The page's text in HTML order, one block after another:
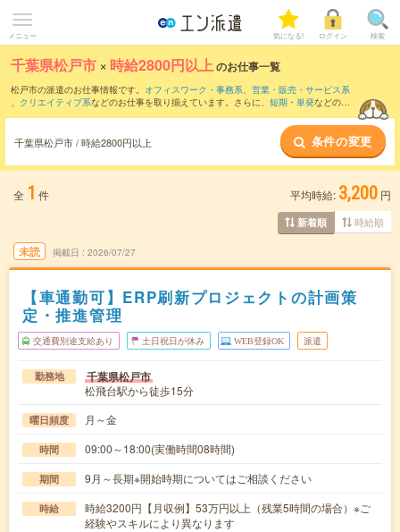
メニュー 気になる! ログイン 検索
千葉県松戸市 × 時給2800円以上のお仕事一覧
松戸市の派遣のお仕事情報です。 オフィスワーク・事務系、 営業・販売・サービス系
、 クリエイティブ系などのお仕事を取り揃えています。さらに、 短期 ・ 単発などの期
千葉県松戸市 / 時給2800円以上 条件の変更
全 1 件 平均時給: 3,200 円
新着順 時給順
未読 掲載日 2026/07/27
【車通勤可】ERP刷新プロジェクトの計画策
定・推進管理
交通費別途支給あり 土日祝日が休み WEB登録OK 派遣
勤務地 千葉県松戸市
松飛台駅から徒歩15分
曜日頻度 月～金
時間 09:00～18:00(実働時間08時間)
期間 9月～長期※開始時期についてはご相談ください
時給
時給3200円【月収例】53万円以上（残業5時間の場合）※ご
経験やスキルにより異なります